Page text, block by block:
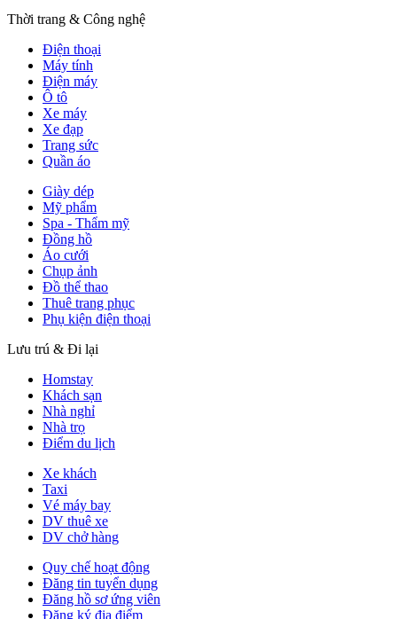
Thời trang & Công nghệ
Điện thoại
Máy tính
Điện máy
Ô tô
Xe máy
Xe đạp
Trang sức
Quần áo
Giày dép
Mỹ phẩm
Spa - Thẩm mỹ
Đồng hồ
Áo cưới
Chụp ảnh
Đồ thể thao
Thuê trang phục
Phụ kiện điện thoại
Lưu trú & Đi lại
Homstay
Khách sạn
Nhà nghỉ
Nhà trọ
Điểm du lịch
Xe khách
Taxi
Vé máy bay
DV thuê xe
DV chở hàng
Quy chế hoạt động
Đăng tin tuyển dụng
Đăng hồ sơ ứng viên
Đăng ký địa điểm